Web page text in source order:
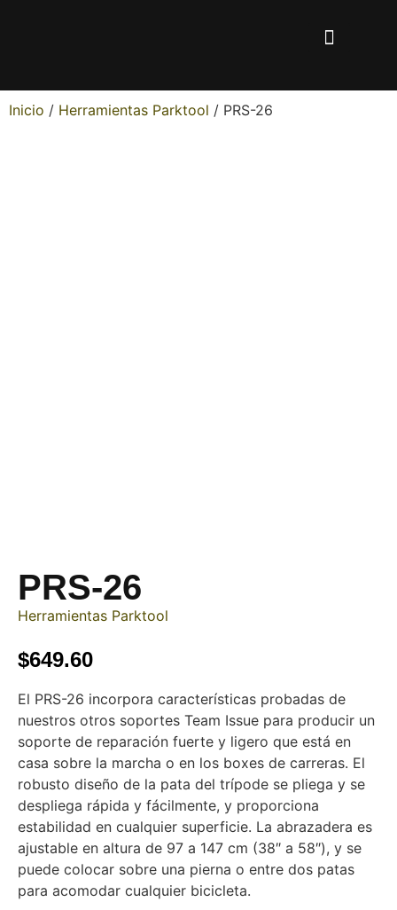
Inicio / Herramientas Parktool / PRS-26
PRS-26
Herramientas Parktool
$649.60
El PRS-26 incorpora características probadas de
nuestros otros soportes Team Issue para producir un
soporte de reparación fuerte y ligero que está en
casa sobre la marcha o en los boxes de carreras. El
robusto diseño de la pata del trípode se pliega y se
despliega rápida y fácilmente, y proporciona
estabilidad en cualquier superficie. La abrazadera es
ajustable en altura de 97 a 147 cm (38″ a 58″), y se
puede colocar sobre una pierna o entre dos patas
para acomodar cualquier bicicleta.